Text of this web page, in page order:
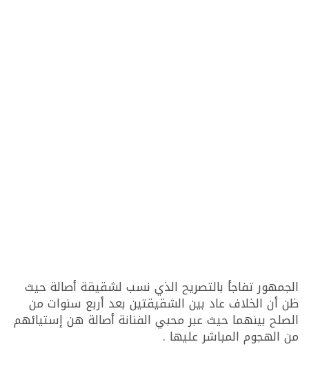
الجمهور تفاجأ بالتصريح الذي نسب لشقيقة أصالة حيث
ظن أن الخلاف عاد بين الشقيقتين بعد أربع سنوات من
الصلح بينهما حيث عبر محبي الفنانة أصالة هن إستيائهم
من الهجوم المباشر عليها .